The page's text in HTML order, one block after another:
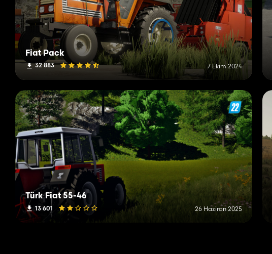
Fiat Pack
32 883 7 Ekim 2024
Türk Fiat 55-46
13 601 26 Haziran 2025